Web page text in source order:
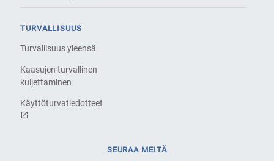
TURVALLISUUS
Turvallisuus yleensä
Kaasujen turvallinen
kuljettaminen
Käyttöturvatiedotteet
SEURAA MEITÄ